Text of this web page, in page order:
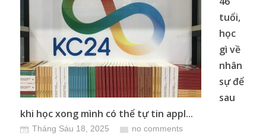
tuổi,
học
gì về
nhân
sự để
sau
khi học xong mình có thể tự tin appl...
Tháng Sáu 18, 2025 no comments